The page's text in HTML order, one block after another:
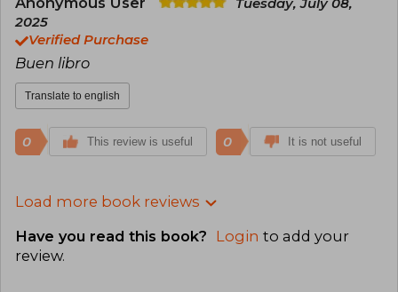
Tuesday, July 08,
2025
Verified Purchase
Buen libro
Translate to english
0 This review is useful 0 It is not useful
Load more book reviews
Have you read this book? Login to add your
review.